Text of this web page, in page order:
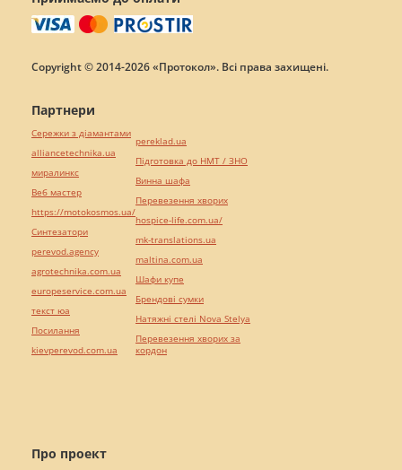
Copyright © 2014-2026 «Протокол». Всі права захищені.
Про проект
Партнери
Сережки з діамантами
alliancetechnika.ua
миралинкс
Веб мастер
https://motokosmos.ua/
Синтезатори
perevod.agency
agrotechnika.com.ua
europeservice.com.ua
текст юа
Посилання
kievperevod.com.ua
pereklad.ua
Підготовка до НМТ / ЗНО
Винна шафа
Перевезення хворих
hospice-life.com.ua/
mk-translations.ua
maltina.com.ua
Шафи купе
Брендові сумки
Натяжні стелі Nova Stelya
Перевезення хворих за
кордон